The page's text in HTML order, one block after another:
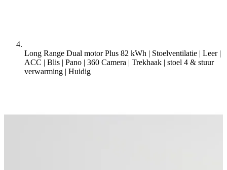
Long Range Dual motor Plus 82 kWh | Stoelventilatie | Leer |
ACC | Blis | Pano | 360 Camera | Trekhaak | stoel 4 & stuur
verwarming | Huidig